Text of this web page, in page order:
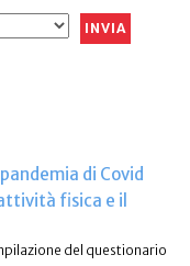
di Covid
fisica e il
del questionario